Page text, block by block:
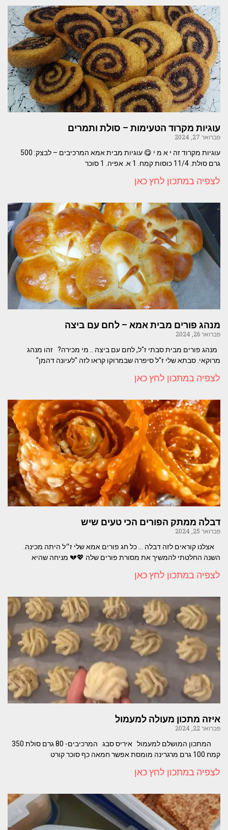
עוגיות מקרוד הטעימות – סולת ותמרים
פברואר 27, 2024
עוגיות מקרוד זה י א מ י 😋 עוגיות מבית אמא המרכיבים – לבצק: 500
גרם סולת. 11/4 כוסות קמח. 1 א. אפיה. 1 סוכר
לצפיה במתכון לחץ כאן
מנהג פורים מבית אמא – לחם עם ביצה
פברואר 26, 2024
מנהג פורים מבית סבתי ז"ל, לחם עם ביצה .. מי מכירה? זהו מנהג
מרוקאי. סבתא שלי ז"ל סיפרה שבמרוקו קראו לזה "לעיונה דהמן"
לצפיה במתכון לחץ כאן
דבלה ממתק הפורים הכי טעים שיש
פברואר 25, 2024
אצלנו קוראים לזה דבלה … כל חג פורים אמא שלי ז״ל היתה מכינה.
השנה החלטתי להמשיך את מסורת פורים שלה 💖💔 מניחה שהיא
לצפיה במתכון לחץ כאן
איזה מתכון מעולה למעמול
פברואר 22, 2024
המתכון המושלם למעמול איריס סבג המרכיבים- 80 גרם סולת 350
קמח 100 גרם מרגרינה מומסת אפשר חמאה כף סוכר קורט
לצפיה במתכון לחץ כאן